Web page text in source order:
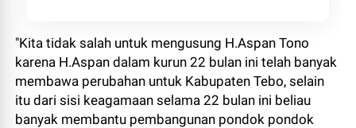
"Kita tidak salah untuk mengusung H.Aspan Tono
karena H.Aspan dalam kurun 22 bulan ini telah banyak
membawa perubahan untuk Kabupaten Tebo, selain
itu dari sisi keagamaan selama 22 bulan ini beliau
banyak membantu pembangunan pondok pondok